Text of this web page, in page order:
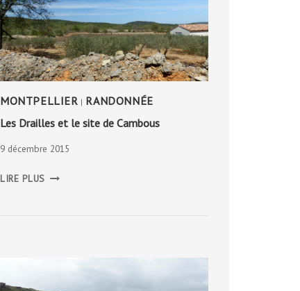
MONTPELLIER | RANDONNÉE
Les Drailles et le site de Cambous
9 décembre 2015
LIRE PLUS DRAILLES